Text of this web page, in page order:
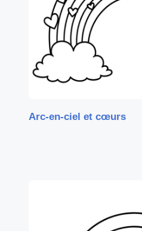
Arc-en-ciel et cœurs